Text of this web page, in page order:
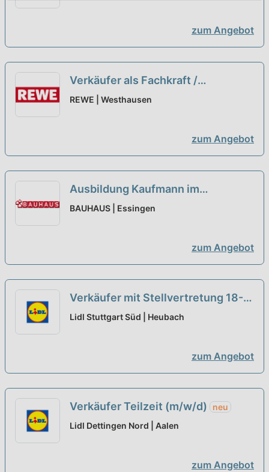
zum Angebot
Verkäufer als Fachkraft /
Quereinsteiger Frischetheke
REWE | Westhausen
zum Angebot
Ausbildung Kaufmann im
Einzelhandel oder Verkäufer
BAUHAUS | Essingen
zum Angebot
Verkäufer mit Stellvertretung 18-
32 Std./Woche Teilzeit (m/w/d)
Lidl Stuttgart Süd | Heubach
zum Angebot
Verkäufer Teilzeit (m/w/d)
neu
Lidl Dettingen Nord | Aalen
zum Angebot